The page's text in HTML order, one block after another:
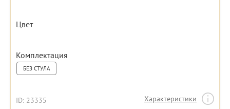
Цвет
Комплектация
БЕЗ СТУЛА
ID: 23335 Характеристики